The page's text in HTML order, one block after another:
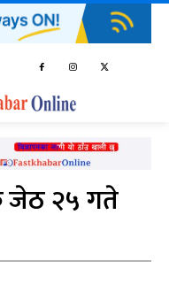
जेठ २५ गते